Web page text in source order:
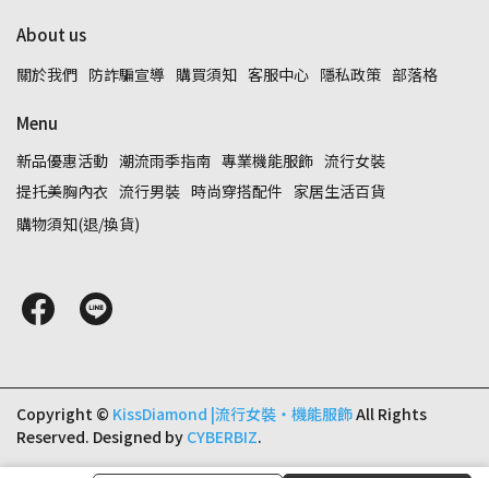
About us
關於我們 防詐騙宣導 購買須知 客服中心 隱私政策 部落格
Menu
新品優惠活動 潮流雨季指南 專業機能服飾 流行女裝
提托美胸內衣 流行男裝 時尚穿搭配件 家居生活百貨
購物須知(退/換貨)
Copyright © KissDiamond |流行女裝‧機能服飾All Rights
Reserved. Designed by CYBERBIZ.